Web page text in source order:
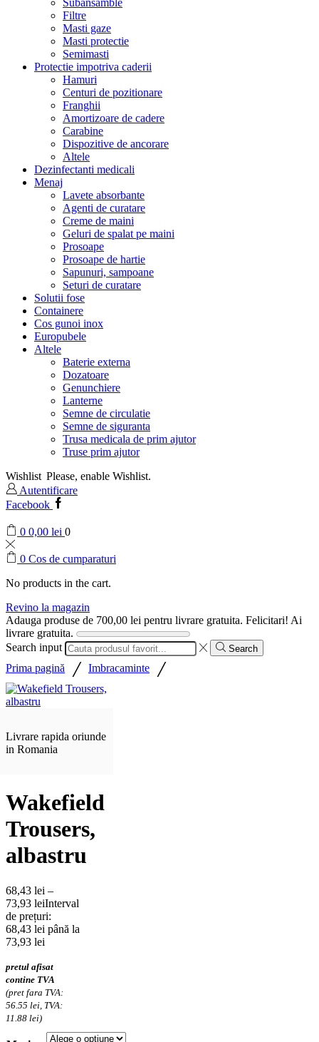
Subansamble
Filtre
Masti gaze
Masti protectie
Semimasti
Protectie impotriva caderii
Hamuri
Centuri de pozitionare
Franghii
Amortizoare de cadere
Carabine
Dispozitive de ancorare
Altele
Dezinfectanti medicali
Menaj
Lavete absorbante
Agenti de curatare
Creme de maini
Geluri de spalat pe maini
Prosoape
Prosoape de hartie
Sapunuri, sampoane
Seturi de curatare
Solutii fose
Containere
Cos gunoi inox
Europubele
Altele
Baterie externa
Dozatoare
Genunchiere
Lanterne
Semne de circulatie
Semne de siguranta
Trusa medicala de prim ajutor
Truse prim ajutor
Wishlist Please, enable Wishlist.
Autentificare
Facebook
0 0,00 lei 0
0 Cos de cumparaturi
No products in the cart.
Revino la magazin
Adauga produse de 700,00 lei pentru livrare gratuita. Felicitari! Ai
livrare gratuita.
Search input
Search
Prima pagină / Imbracaminte /
Livrare rapida oriunde
in Romania
Wakefield
Trousers,
albastru
68,43 lei –
73,93 leiInterval
de prețuri:
68,43 lei până la
73,93 lei
pretul afisat
contine TVA
(pret fara TVA:
56.55 lei, TVA:
11.88 lei)